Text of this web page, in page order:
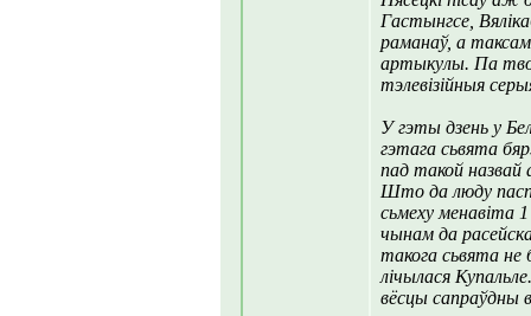
Гастынгсе,
раманаў, а
артыкулы. Па
тэлевізійныя
У гэты дзень у
гэтага сьвята
пад такой
Што да люду
сьмеху менавіта
чынам да
такога сьвята не
лічылася
вёсцы сапраўдны